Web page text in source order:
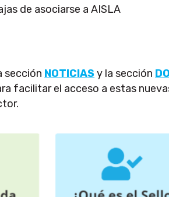
de asociarse a AISLA
sección NOTICIASy la sección
facilitar el acceso a estas